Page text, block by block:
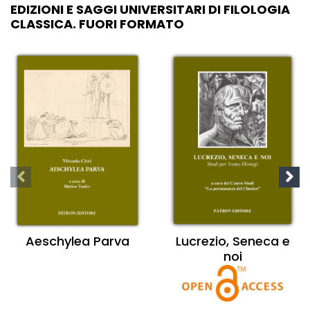
EDIZIONI E SAGGI UNIVERSITARI DI FILOLOGIA
CLASSICA. FUORI FORMATO
Aeschylea Parva
Lucrezio, Seneca e
noi